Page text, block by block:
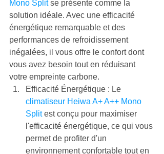
Mono Split se présente comme la
solution idéale. Avec une efficacité
énergétique remarquable et des
performances de refroidissement
inégalées, il vous offre le confort dont
vous avez besoin tout en réduisant
votre empreinte carbone.
Efficacité Énergétique : Le
climatiseur Heiwa A+ A++ Mono
Split est conçu pour maximiser
l'efficacité énergétique, ce qui vous
permet de profiter d'un
environnement confortable tout en